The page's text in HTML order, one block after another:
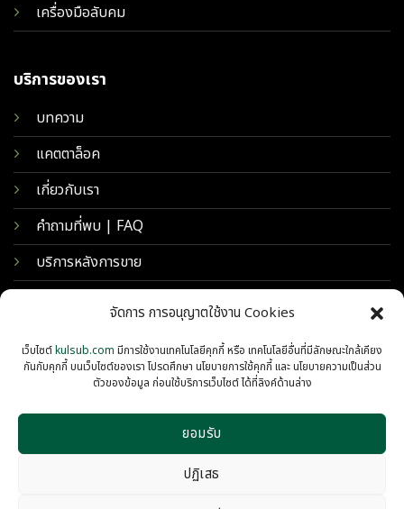
จัดการ การอนุญาตใช้งาน Cookies
เว็บไซต์kulsub.com มีการใช้งานเทคโนโลยีคุกกี้ หรือ เทคโนโลยีอื่นที่มีลักษณะใกล้เคียง
กันกับคุกกี้ บนเว็บไซต์ของเรา โปรดศึกษา นโยบายการใช้คุกกี้ และ นโยบายความเป็นส่วน
ตัวของข้อมูล ก่อนใช้บริการเว็บไซต์ ได้ที่ลิงค์ด้านล่าง
ยอมรับ
ปฏิเสธ
เครื่องมือลับคม
บริการของเรา
บทความ
แคตตาล็อค
เกี่ยวกับเรา
คำถามที่พบ | FAQ
บริการหลังการขาย
© 2026 KULSUB INTERTRADING
PRIVACY COOKIES